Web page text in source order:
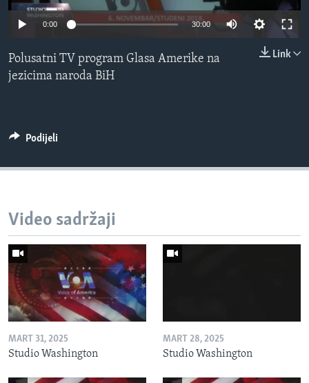
MAGAZIN
Learning English
0:00 30:00
Link
Polusatni TV program Glasa Amerike na
jezicima naroda BiH
Podijeli
Video sadržaji
MART 31, 2025
Studio Washington
MART 28, 2025
Studio Washington